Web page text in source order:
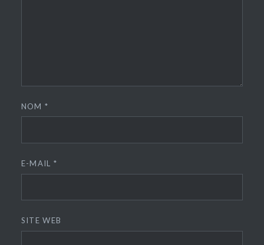
NOM*
E-MAIL *
SITE WEB